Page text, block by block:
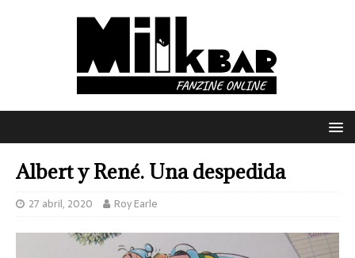
Albert y René. Una despedida
27 abril, 2020 Roy Earle